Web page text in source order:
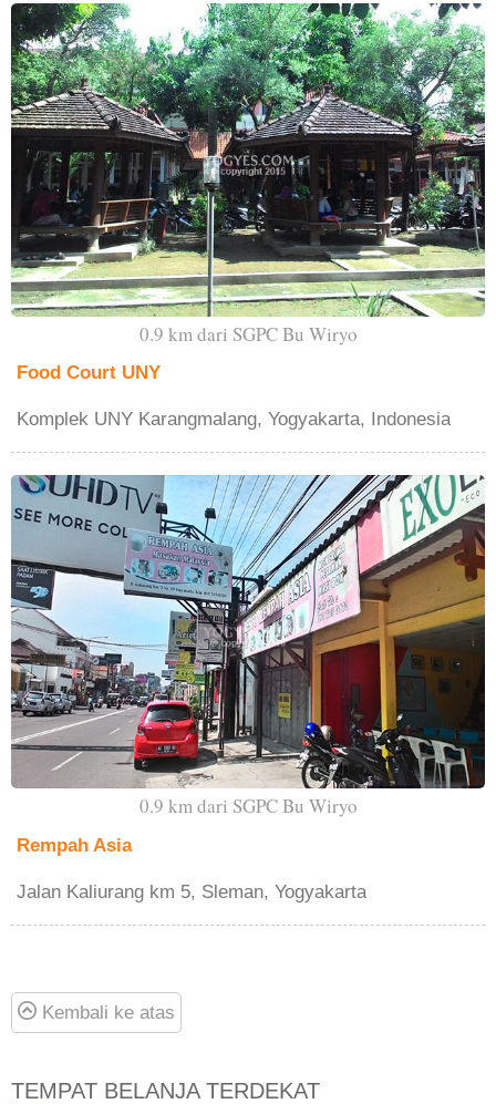
0.9 km dari SGPC Bu Wiryo
Food Court UNY
Komplek UNY Karangmalang, Yogyakarta, Indonesia
0.9 km dari SGPC Bu Wiryo
Rempah Asia
Jalan Kaliurang km 5, Sleman, Yogyakarta
Kembali ke atas
TEMPAT BELANJA TERDEKAT